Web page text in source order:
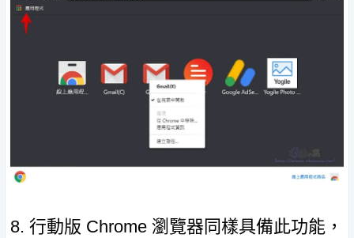
8. 行動版 Chrome 瀏覽器同樣具備此功能，